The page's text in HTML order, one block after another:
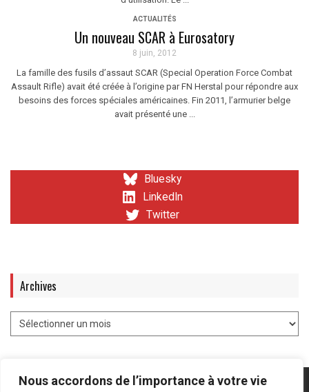
Nous accordons de l’importance à votre vie
ACTUALITÉS
Un nouveau SCAR à Eurosatory
8 juin, 2012
La famille des fusils d’assaut SCAR (Special Operation Force Combat
Assault Rifle) avait été créée à l’origine par FN Herstal pour répondre aux
besoins des forces spéciales américaines. Fin 2011, l’armurier belge
avait présenté une ...
Bluesky
LinkedIn
Twitter
Archives